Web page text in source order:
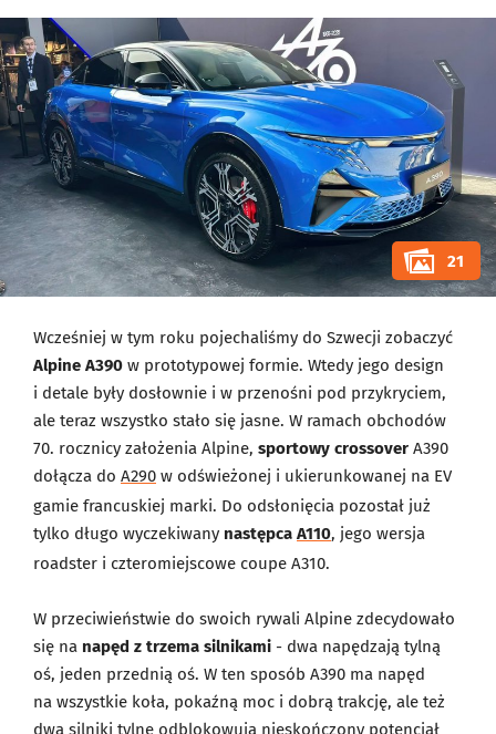
21
Wcześniej w tym roku pojechaliśmy do Szwecji zobaczyć
Alpine A390 w prototypowej formie. Wtedy jego design
i detale były dosłownie i w przenośni pod przykryciem,
ale teraz wszystko stało się jasne. W ramach obchodów
70. rocznicy założenia Alpine, sportowy crossover A390
dołącza do A290 w odświeżonej i ukierunkowanej na EV
gamie francuskiej marki. Do odsłonięcia pozostał już
tylko długo wyczekiwany następca A110, jego wersja
roadster i czteromiejscowe coupe A310.
W przeciwieństwie do swoich rywali Alpine zdecydowało
się na napęd z trzema silnikami - dwa napędzają tylną
oś, jeden przednią oś. W ten sposób A390 ma napęd
na wszystkie koła, pokaźną moc i dobrą trakcję, ale też
dwa silniki tylne odblokowują nieskończony potencjał